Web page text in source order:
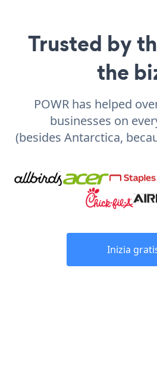
Trusted by
the
POWR has helped
businesses on
(besides Antarctica,
Inizia